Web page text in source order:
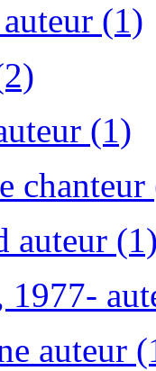
(1)
(1)
chanteur
auteur
1977-
auteur